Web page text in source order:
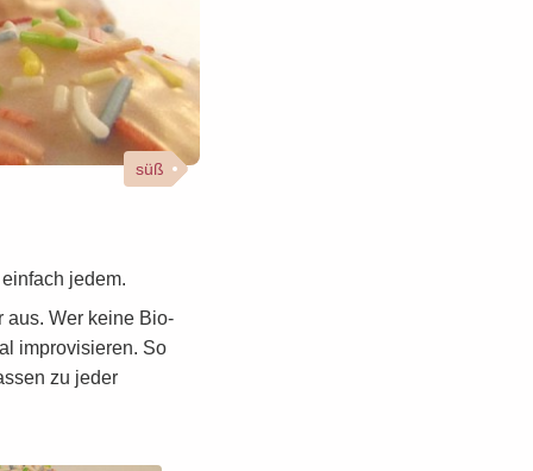
süß
jedem.
aus. Wer keine Bio-
improvisieren. So
zu jeder